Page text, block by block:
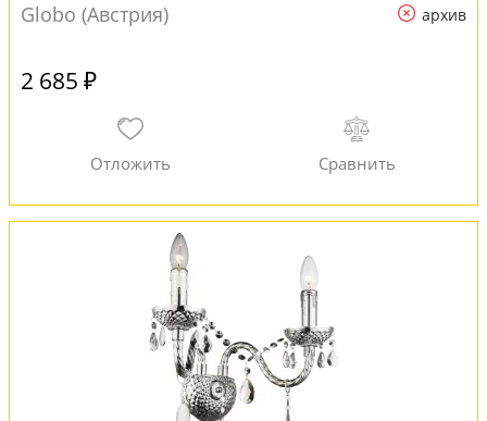
Globo (Австрия)
архив
2 685 ₽